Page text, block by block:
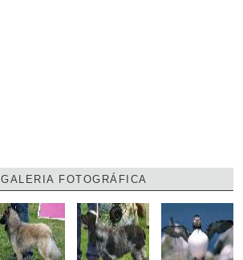
GALERIA FOTOGRÁFICA